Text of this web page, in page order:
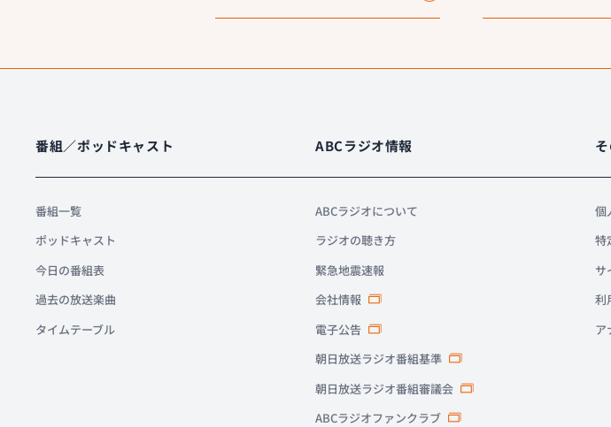
番組／ポッドキャスト
番組一覧
ポッドキャスト
今日の番組表
過去の放送楽曲
タイムテーブル
ABCラジオ情報
ABCラジオについて
ラジオの聴き方
緊急地震速報
会社情報
電子公告
朝日放送ラジオ番組基準
朝日放送ラジオ番組審議会
ABCラジオファンクラブ
個
特
サ
利
ア